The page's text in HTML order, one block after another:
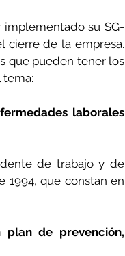
implementado su SG-
cierre de la empresa.
que pueden tener los
tema:
laborales
de trabajo y de
1994, que constan en
de prevención,